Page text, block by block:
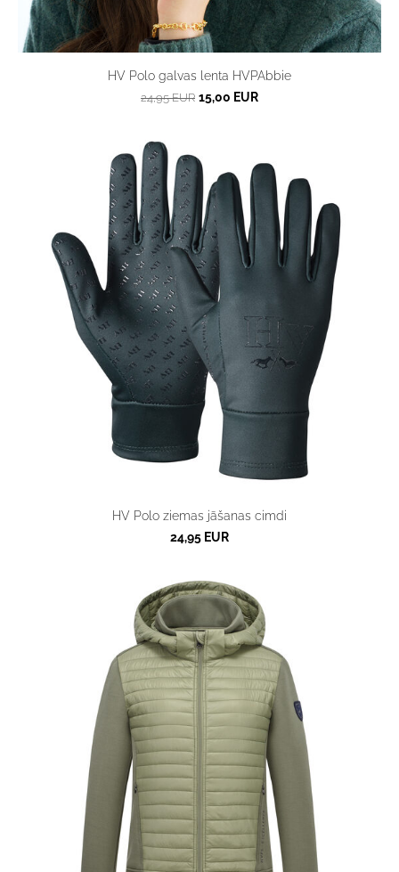
HV Polo galvas lenta HVPAbbie
24,95 EUR 15,00 EUR
HV Polo ziemas jāšanas cimdi
24,95 EUR